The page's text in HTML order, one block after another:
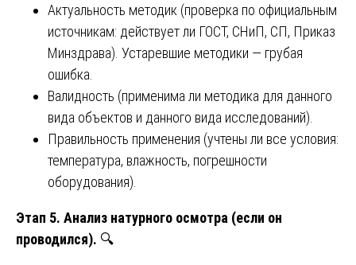
Актуальность методик (проверка по официальным
источникам: действует ли ГОСТ, СНиП, СП, Приказ
Минздрава). Устаревшие методики — грубая
ошибка.
Валидность (применима ли методика для данного
вида объектов и данного вида исследований).
Правильность применения (учтены ли все условия:
температура, влажность, погрешности
оборудования).
Этап 5. Анализ натурного осмотра (если он
проводился). 🔍